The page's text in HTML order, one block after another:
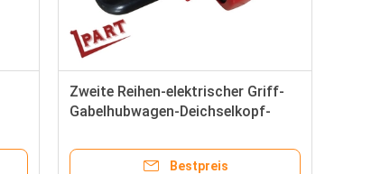
Zweite Reihen-elektrischer Griff-
Gabelhubwagen-Deichselkopf-
Bestpreis